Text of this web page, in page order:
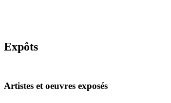
Expôts
Artistes et oeuvres exposés